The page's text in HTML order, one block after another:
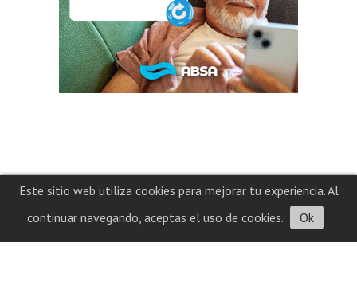
Este sitio web utiliza cookies para mejorar tu experiencia. Al
continuar navegando, aceptas el uso de cookies.
Ok